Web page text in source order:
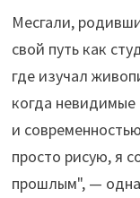
Месгали,
свой путь как
где изучал
когда невидимые
и
просто рисую, я
прошлым", —